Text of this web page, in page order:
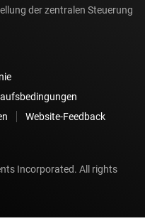
der zentralen Steuerung
Website-Feedback
Incorporated. All rights